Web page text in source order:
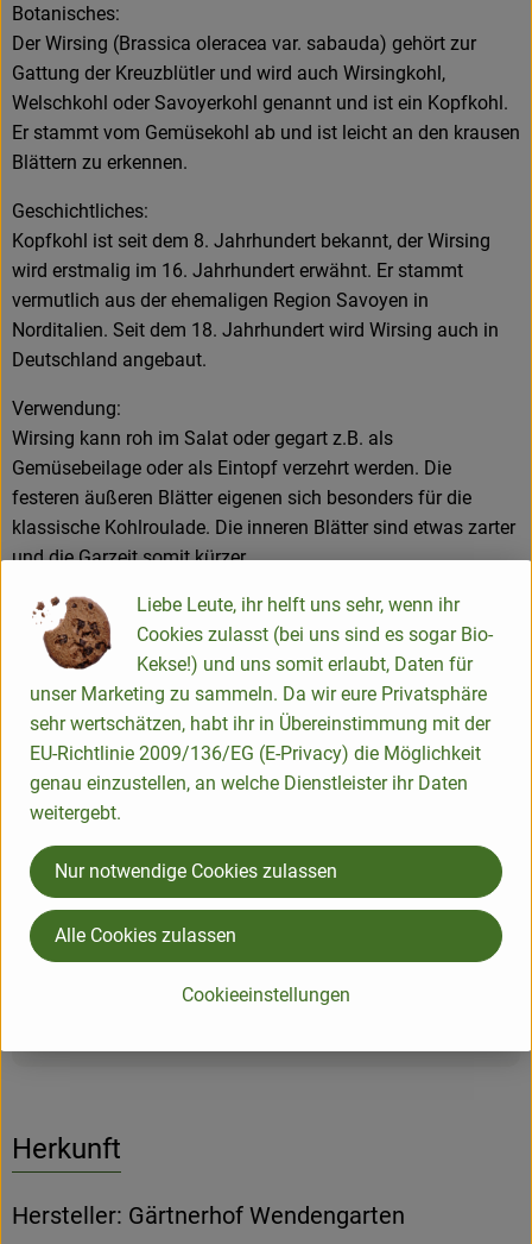
Botanisches:
Der Wirsing (Brassica oleracea var. sabauda) gehört zur
Gattung der Kreuzblütler und wird auch Wirsingkohl,
Welschkohl oder Savoyerkohl genannt und ist ein Kopfkohl.
Er stammt vom Gemüsekohl ab und ist leicht an den krausen
Blättern zu erkennen.
Geschichtliches:
Kopfkohl ist seit dem 8. Jahrhundert bekannt, der Wirsing
wird erstmalig im 16. Jahrhundert erwähnt. Er stammt
vermutlich aus der ehemaligen Region Savoyen in
Norditalien. Seit dem 18. Jahrhundert wird Wirsing auch in
Deutschland angebaut.
Verwendung:
Wirsing kann roh im Salat oder gegart z.B. als
Gemüsebeilage oder als Eintopf verzehrt werden. Die
festeren äußeren Blätter eigenen sich besonders für die
klassische Kohlroulade. Die inneren Blätter sind etwas zarter
und die Garzeit somit kürzer.
Lagerung:
Wirsing ist im Vergleich zu Weiß- oder Rotkohl nicht so lange
lagerfähig. Die optimale Lagertemperatur liegt bei 7 bis 13
Grad. Im Gemüsefach des Kühlschranks bleibt er bis zu einer
Woche frisch, im kühlen Keller bis zu 14 Tagen. Er sollte
nicht zusammen mit Reifegas absonderndem Obst und
Gemüse wie z.B. Äpfeln und Tomaten zusammen gelagert
werden.
Inhaltsstoffe:
Wirsing enthält ca. 30 kcal pro 100 g, viel Vitamin C, Natrium,
Kalium, Kalzium, Magnesium, Eisen, Zink, Phosphat;
Vitamine E, B1, B2 und B6, Folsäure und Beta-Carotin
Herkunft
Hersteller: Gärtnerhof Wendengarten
Liebe Leute, ihr helft uns sehr, wenn ihr
Cookies zulasst (bei uns sind es sogar Bio-
Kekse!) und uns somit erlaubt, Daten für
unser Marketing zu sammeln. Da wir eure Privatsphäre
sehr wertschätzen, habt ihr in Übereinstimmung mit der
EU-Richtlinie 2009/136/EG (E-Privacy) die Möglichkeit
genau einzustellen, an welche Dienstleister ihr Daten
weitergebt.
Cookieeinstellungen
Nur notwendige Cookies zulassen
Alle Cookies zulassen